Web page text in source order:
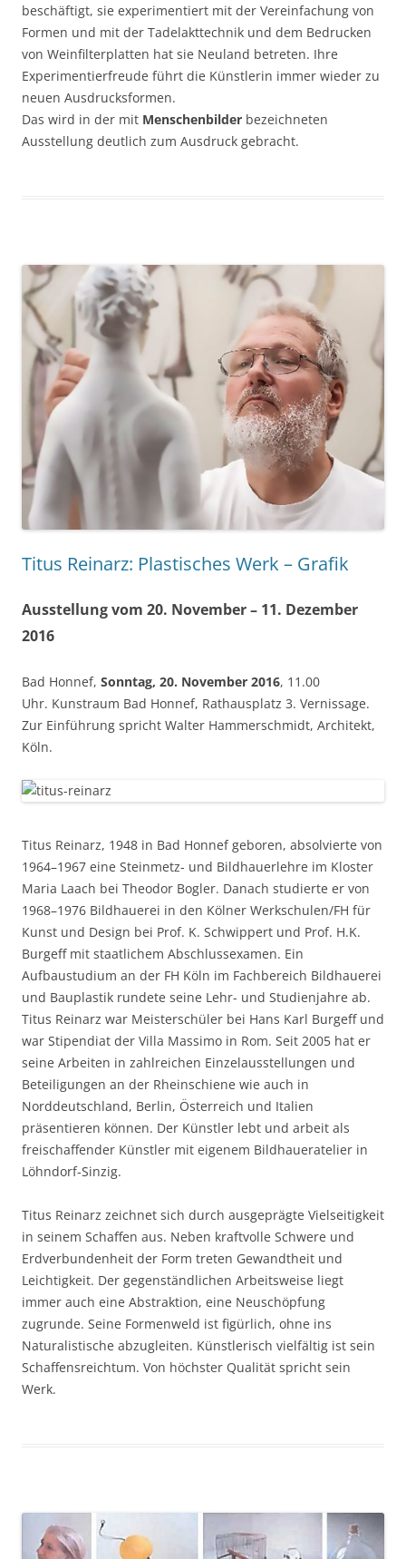
beschäftigt, sie experimentiert mit der Vereinfachung von
Formen und mit der Tadelakttechnik und dem Bedrucken
von Weinfilterplatten hat sie Neuland betreten. Ihre
Experimentierfreude führt die Künstlerin immer wieder zu
neuen Ausdrucksformen.
Das wird in der mit Menschenbilder bezeichneten
Ausstellung deutlich zum Ausdruck gebracht.
Titus Reinarz: Plastisches Werk – Grafik
Ausstellung vom 20. November – 11. Dezember
2016
Bad Honnef, Sonntag, 20. November 2016, 11.00
Uhr. Kunstraum Bad Honnef, Rathausplatz 3. Vernissage.
Zur Einführung spricht Walter Hammerschmidt, Architekt,
Köln.
Titus Reinarz, 1948 in Bad Honnef geboren, absolvierte von
1964–1967 eine Steinmetz- und Bildhauerlehre im Kloster
Maria Laach bei Theodor Bogler. Danach studierte er von
1968–1976 Bildhauerei in den Kölner Werkschulen/FH für
Kunst und Design bei Prof. K. Schwippert und Prof. H.K.
Burgeff mit staatlichem Abschlussexamen. Ein
Aufbaustudium an der FH Köln im Fachbereich Bildhauerei
und Bauplastik rundete seine Lehr- und Studienjahre ab.
Titus Reinarz war Meisterschüler bei Hans Karl Burgeff und
war Stipendiat der Villa Massimo in Rom. Seit 2005 hat er
seine Arbeiten in zahlreichen Einzelausstellungen und
Beteiligungen an der Rheinschiene wie auch in
Norddeutschland, Berlin, Österreich und Italien
präsentieren können. Der Künstler lebt und arbeit als
freischaffender Künstler mit eigenem Bildhaueratelier in
Löhndorf-Sinzig.
Titus Reinarz zeichnet sich durch ausgeprägte Vielseitigkeit
in seinem Schaffen aus. Neben kraftvolle Schwere und
Erdverbundenheit der Form treten Gewandtheit und
Leichtigkeit. Der gegenständlichen Arbeitsweise liegt
immer auch eine Abstraktion, eine Neuschöpfung
zugrunde. Seine Formenweld ist figürlich, ohne ins
Naturalistische abzugleiten. Künstlerisch vielfältig ist sein
Schaffensreichtum. Von höchster Qualität spricht sein
Werk.